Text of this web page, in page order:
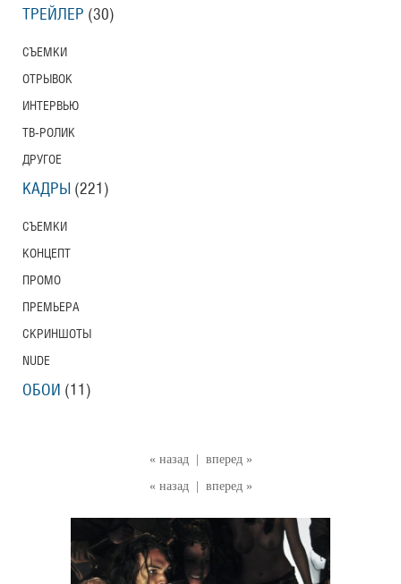
« назад
вперед »
« назад
вперед »
ТРЕЙЛЕР (30)
СЪЕМКИ
ОТРЫВОК
ИНТЕРВЬЮ
ТВ-РОЛИК
ДРУГОЕ
КАДРЫ (221)
СЪЕМКИ
КОНЦЕПТ
ПРОМО
ПРЕМЬЕРА
СКРИНШОТЫ
NUDE
ОБОИ (11)